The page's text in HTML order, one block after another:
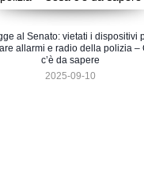
al Senato: vietati i dispositivi
allarmi e radio della polizia –
c’è da sapere
2025-09-10